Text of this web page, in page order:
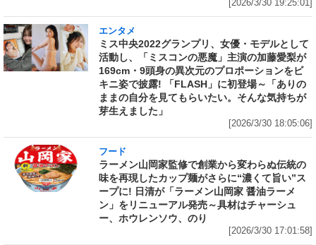
[2026/3/30 19:25:01]
エンタメ
ミス中央2022グランプリ、女優・モデルとして
活動し、「ミスコンの悪魔」主演の加藤愛梨が
169cm・9頭身の異次元のプロポーションをビ
キニ姿で披露! 「FLASH」に初登場～「ありの
ままの自分を見てもらいたい。そんな気持ちが
芽生えました」
[2026/3/30 18:05:06]
フード
ラーメン山岡家監修で創業から変わらぬ伝統の
味を再現したカップ麺がさらに“濃くて旨い”ス
ープに! 日清が「ラーメン山岡家 醤油ラーメ
ン」をリニューアル発売～具材はチャーシュ
ー、ホウレンソウ、のり
[2026/3/30 17:01:58]